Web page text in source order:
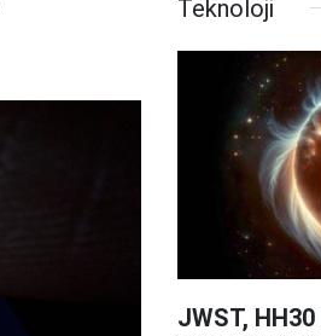
Teknoloji
JWST,